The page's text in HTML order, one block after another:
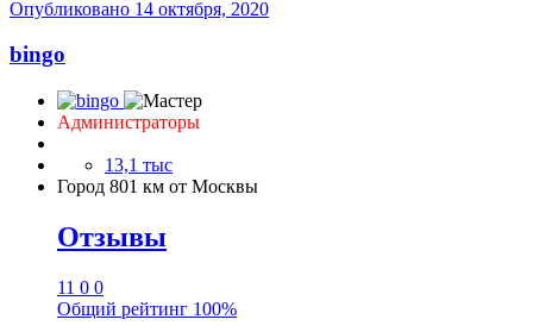
Опубликовано 14 октября, 2020
bingo
Администраторы
13,1 тыс
Город 801 км от Москвы
Отзывы
11 0 0
Общий рейтинг 100%